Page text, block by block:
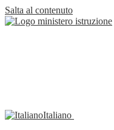
Salta al contenuto
Italiano